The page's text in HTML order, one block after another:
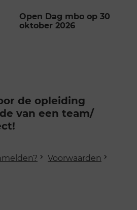
Open Dag mbo op 30
oktober 2026
de opleiding
van een team/​
Voorwaarden